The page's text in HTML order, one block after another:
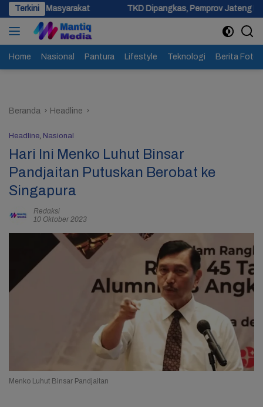
Langsung
ke
konten
Terkini TKD Dipangkas, Pemprov Jateng Pastikan Tak
Home Nasional Pantura Lifestyle Teknologi Berita Foto
Beranda Headline
Headline, Nasional
Hari Ini Menko Luhut Binsar
Pandjaitan Putuskan Berobat ke
Singapura
Redaksi
10 Oktober 2023
Menko Luhut Binsar Pandjaitan